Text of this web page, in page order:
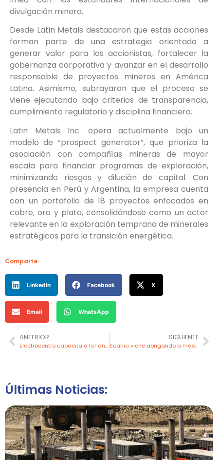
divulgación minera.
Desde Latin Metals destacaron que estas acciones
forman parte de una estrategia orientada a
generar valor para los accionistas, fortalecer la
gobernanza corporativa y avanzar en el desarrollo
responsable de proyectos mineros en América
Latina. Asimismo, subrayaron que el proceso se
viene ejecutando bajo criterios de transparencia,
cumplimiento regulatorio y disciplina financiera.
Latin Metals Inc. opera actualmente bajo un
modelo de “prospect generator”, que prioriza la
asociación con compañías mineras de mayor
escala para financiar programas de exploración,
minimizando riesgos y dilución de capital. Con
presencia en Perú y Argentina, la empresa cuenta
con un portafolio de 18 proyectos enfocados en
cobre, oro y plata, consolidándose como un actor
relevante en la exploración temprana de minerales
estratégicos para la transición energética.
Comparte:
LinkedIn Facebook X
Email WhatsApp
ANTERIOR
Electrocentro capacita a feriantes e inspecciona vía de feria navideña en El Tambo
SIGUIENTE
Scania viene abrigando a más de 7000 niñas y niños con programa “Transportando Calor”
Últimas Noticias: